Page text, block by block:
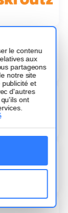
le contenu
aux
partageons
notre site
et
d'autres
ont